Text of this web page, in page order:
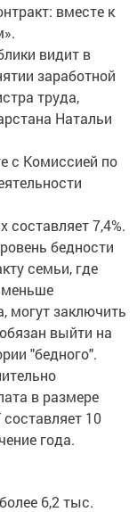
вместе к
видит в
заработной
труда,
Натальи
с Комиссией по
составляет 7,4%.
бедности
семьи, где
меньше
могут заключить
выйти на
"бедного".
в​ размере
10
года.​
6,2 тыс.